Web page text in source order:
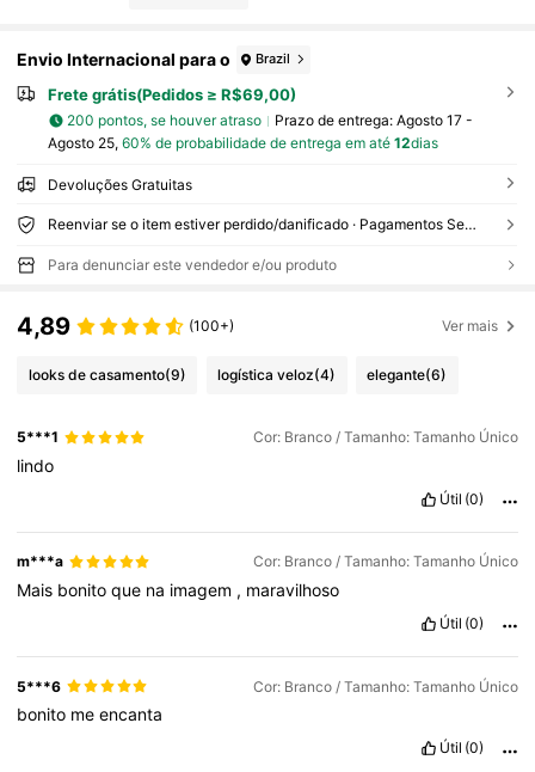
Envio Internacional para o Brazil
Frete grátis(Pedidos ≥ R$69,00)
200 pontos, se houver atraso Prazo de entrega: Agosto 17 -
Agosto 25, 60% de probabilidade de entrega em até 12dias
Devoluções Gratuitas
Reenviar se o item estiver perdido/danificado · Pagamentos Seguros · Proteção de privacidade
Para denunciar este vendedor e/ou produto
4,89 (100+) Ver mais
looks de casamento(9) logística veloz(4) elegante(6)
5***1 Cor: Branco / Tamanho: Tamanho Único
lindo
Útil (0)
m***a Cor: Branco / Tamanho: Tamanho Único
Mais bonitoque na imagem , maravilhoso
Útil (0)
5***6 Cor: Branco / Tamanho: Tamanho Único
bonito meencanta
Útil (0)